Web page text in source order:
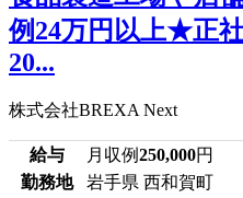
例24万円以上★正
20...
株式会社BREXA Next
給与 月収例250,000円
勤務地
岩手県 西和賀町